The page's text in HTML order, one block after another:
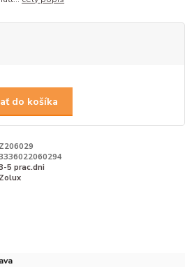
do košíka
Z206029
5 prac.dni
Zolux